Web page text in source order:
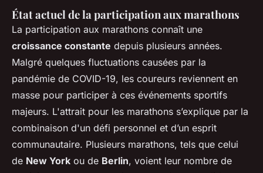
État actuel de la participation aux marathons
La participation aux marathons connaît une
croissance constante depuis plusieurs années.
Malgré quelques fluctuations causées par la
pandémie de COVID-19, les coureurs reviennent en
masse pour participer à ces événements sportifs
majeurs. L'attrait pour les marathons s’explique par la
combinaison d'un défi personnel et d’un esprit
communautaire. Plusieurs marathons, tels que celui
de New York ou de Berlin, voient leur nombre de